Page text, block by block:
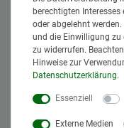
Hiermit bestätige ich,
habe.*
berechtigten
oder abgelehnt
und die Einwilligung zu
zu widerrufen.
Hinweise zur
Daten­schutz­erklärung.
Essenziell
Externe Medien